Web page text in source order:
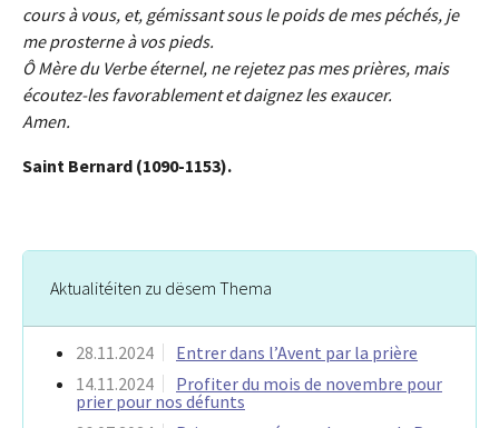
cours à vous, et, gémissant sous le poids de mes péchés, je
me prosterne à vos pieds.
Ô Mère du Verbe éternel, ne rejetez pas mes prières, mais
écoutez-les favorablement et daignez les exaucer.
Amen.
Saint Bernard (1090-1153).
Aktualitéiten zu dësem Thema
28.11.2024
Entrer dans l’Avent par la prière
14.11.2024
Profiter du mois de novembre pour
prier pour nos défunts